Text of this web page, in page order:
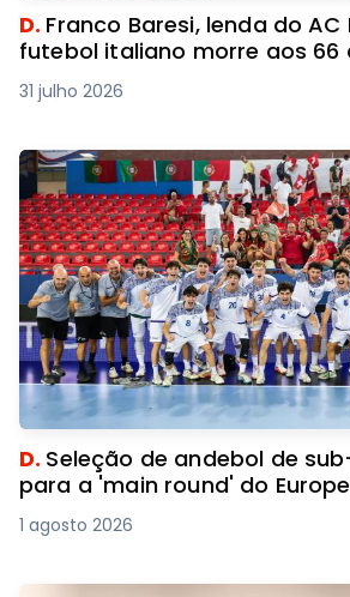
D. Franco Baresi, lenda do AC
futebol italiano morre aos 66
31 julho 2026
D. Seleção de andebol de
para a 'main round' do
1 agosto 2026